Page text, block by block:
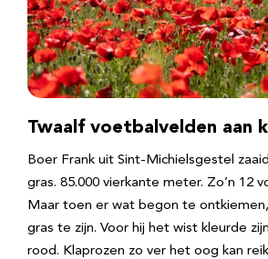
Twaalf voetbalvelden aan
Boer Frank uit Sint-Michielsgestel
gras. 85.000 vierkante meter. Zo’n 12
Maar toen er wat begon te
gras te zijn. Voor hij het wist kleurde
rood. Klaprozen zo ver het oog kan